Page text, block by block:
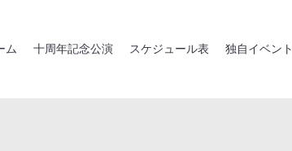
ム 十周年記念公演 スケジュール表 独自イベント